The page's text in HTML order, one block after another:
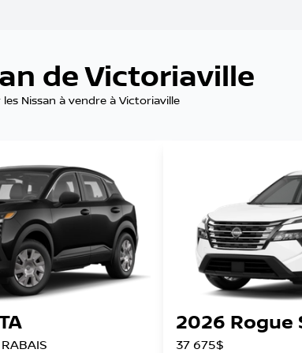
de Victoriaville
Nissan à vendre à Victoriaville
2026 Rogue
37 675$